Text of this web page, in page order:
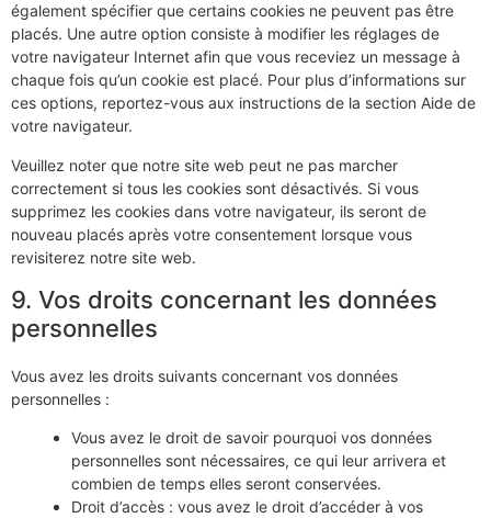
également spécifier que certains cookies ne peuvent pas être
placés. Une autre option consiste à modifier les réglages de
votre navigateur Internet afin que vous receviez un message à
chaque fois qu’un cookie est placé. Pour plus d’informations sur
ces options, reportez-vous aux instructions de la section Aide de
votre navigateur.
Veuillez noter que notre site web peut ne pas marcher
correctement si tous les cookies sont désactivés. Si vous
supprimez les cookies dans votre navigateur, ils seront de
nouveau placés après votre consentement lorsque vous
revisiterez notre site web.
9. Vos droits concernant les données
personnelles
Vous avez les droits suivants concernant vos données
personnelles :
Vous avez le droit de savoir pourquoi vos données
personnelles sont nécessaires, ce qui leur arrivera et
combien de temps elles seront conservées.
Droit d’accès : vous avez le droit d’accéder à vos